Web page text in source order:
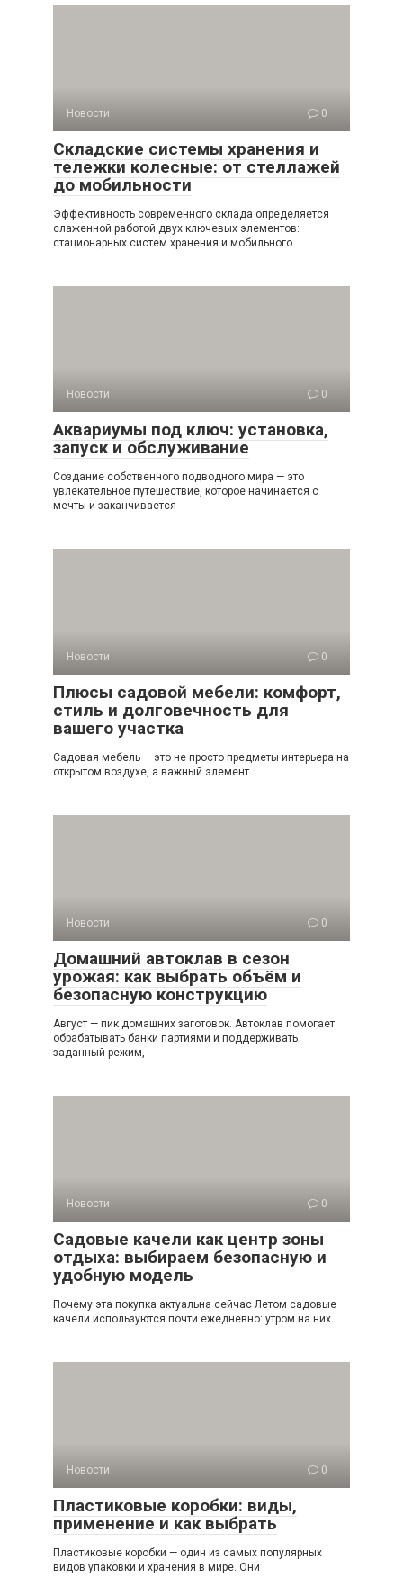
Новости 0
Складские системы хранения и
тележки колесные: от стеллажей
до мобильности
Эффективность современного склада определяется
слаженной работой двух ключевых элементов:
стационарных систем хранения и мобильного
Новости 0
Аквариумы под ключ: установка,
запуск и обслуживание
Создание собственного подводного мира — это
увлекательное путешествие, которое начинается с
мечты и заканчивается
Новости 0
Плюсы садовой мебели: комфорт,
стиль и долговечность для
вашего участка
Садовая мебель — это не просто предметы интерьера на
открытом воздухе, а важный элемент
Новости 0
Домашний автоклав в сезон
урожая: как выбрать объём и
безопасную конструкцию
Август — пик домашних заготовок. Автоклав помогает
обрабатывать банки партиями и поддерживать
заданный режим,
Новости 0
Садовые качели как центр зоны
отдыха: выбираем безопасную и
удобную модель
Почему эта покупка актуальна сейчас Летом садовые
качели используются почти ежедневно: утром на них
Новости 0
Пластиковые коробки: виды,
применение и как выбрать
Пластиковые коробки — один из самых популярных
видов упаковки и хранения в мире. Они